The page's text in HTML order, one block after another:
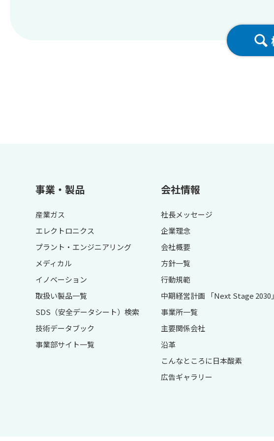
事業・製品
産業ガス
エレクトロニクス
プラント・エンジニアリング
メディカル
イノベーション
取扱い製品一覧
SDS（安全データシート）検索
技術データブック
事業部サイト一覧
会社情報
社長メッセージ
企業理念
会社概要
方針一覧
行動規範
中期経営計画 「Next Stage 2030」
事業所一覧
主要関係会社
沿革
こんなところに日本酸素
広告ギャラリー